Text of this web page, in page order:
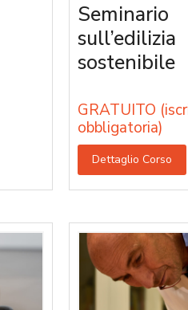
Seminario
sull’edilizia
sostenibile
GRATUITO
obbligatoria)
Dettaglio Corso